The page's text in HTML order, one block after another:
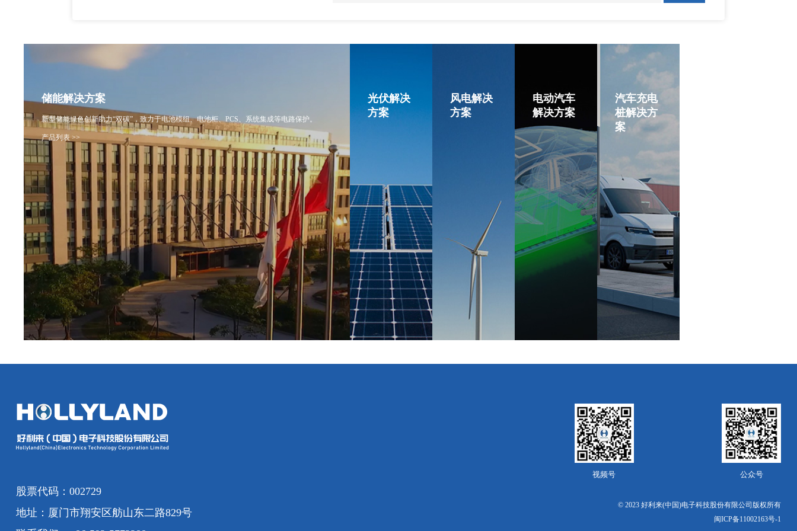
储能解决方案
新型储能绿色创新助力“双碳”，致力于电池模组、电池柜、PCS、系统集成等电路保护。
产品列表 >>
光伏解决
方案
风电解决
方案
电动汽车
解决方案
汽车充电
桩解决方
案
股票代码：002729
地址：厦门市翔安区舫山东二路829号
视频号 公众号
© 2023 好利来(中国)电子科技股份有限公司版权所有
闽ICP备11002163号-1